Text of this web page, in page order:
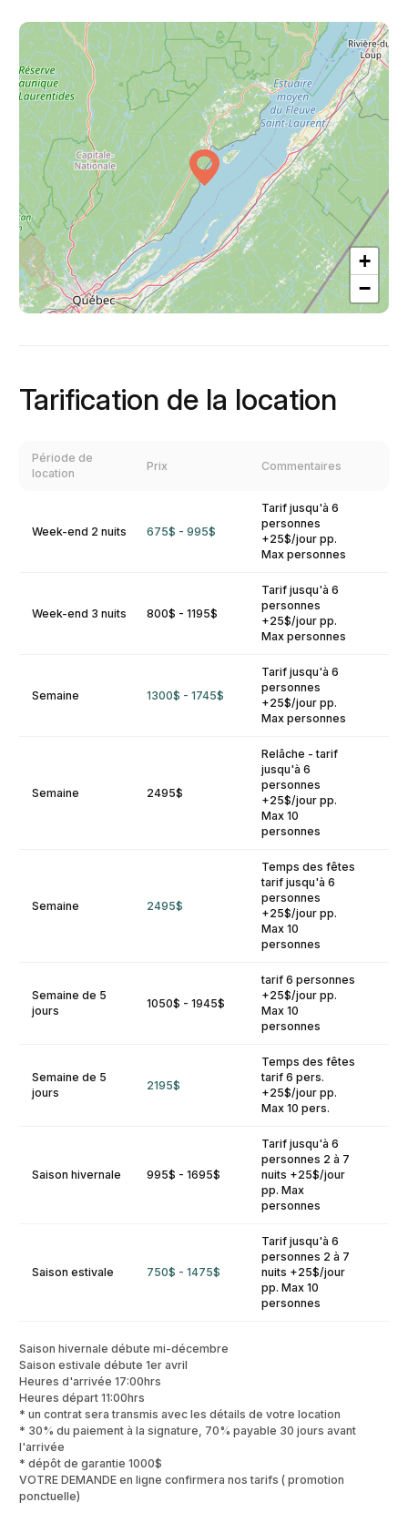
+
−
Tarification de la location
Période de
location
Prix Commentaires
Week-end 2 nuits 675$ - 995$
Tarif jusqu'à 6
personnes
+25$/jour pp.
Max personnes
Week-end 3 nuits 800$ - 1195$
Tarif jusqu'à 6
personnes
+25$/jour pp.
Max personnes
Semaine 1300$ - 1745$
Tarif jusqu'à 6
personnes
+25$/jour pp.
Max personnes
Semaine 2495$
Relâche - tarif
jusqu'à 6
personnes
+25$/jour pp.
Max 10
personnes
Semaine 2495$
Temps des fêtes
tarif jusqu'à 6
personnes
+25$/jour pp.
Max 10
personnes
Semaine de 5
jours
1050$ - 1945$
tarif 6 personnes
+25$/jour pp.
Max 10
personnes
Semaine de 5
jours
2195$
Temps des fêtes
tarif 6 pers.
+25$/jour pp.
Max 10 pers.
Saison hivernale 995$ - 1695$
Tarif jusqu'à 6
personnes 2 à 7
nuits +25$/jour
pp. Max
personnes
Saison estivale 750$ - 1475$
Tarif jusqu'à 6
personnes 2 à 7
nuits +25$/jour
pp. Max 10
personnes
Saison hivernale débute mi-décembre
Saison estivale débute 1er avril
Heures d'arrivée 17:00hrs
Heures départ 11:00hrs
* un contrat sera transmis avec les détails de votre location
* 30% du paiement à la signature, 70% payable 30 jours avant
l'arrivée
* dépôt de garantie 1000$
VOTRE DEMANDE en ligne confirmera nos tarifs ( promotion
ponctuelle)